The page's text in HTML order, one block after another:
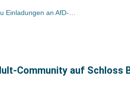
Initiatoren des Vorlesetags nehmen Stellung zu Einladungen an AfD-Mitglieder
Community auf Schloss